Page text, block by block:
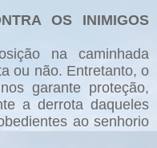
OS INIMIGOS
na caminhada
ou não. Entretanto, o
garante proteção,
a derrota daqueles
ao senhorio